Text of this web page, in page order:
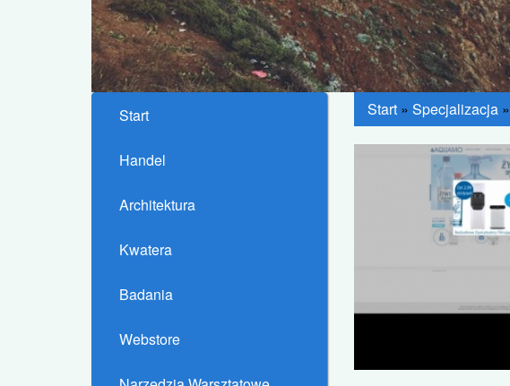
Start
Handel
Architektura
Kwatera
Badania
Webstore
Start» Specjalizacja»